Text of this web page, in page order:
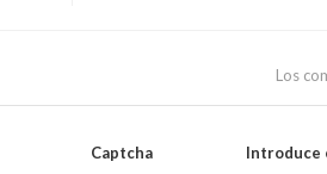
Los
Captcha Introduce